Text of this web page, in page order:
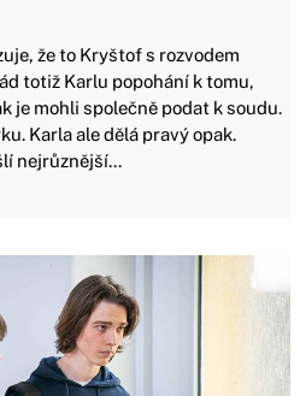
že to Kryštof s rozvodem
totiž Karlu popohání k tomu,
je mohli společně podat k soudu.
Karla ale dělá pravý opak.
nejrůznější...